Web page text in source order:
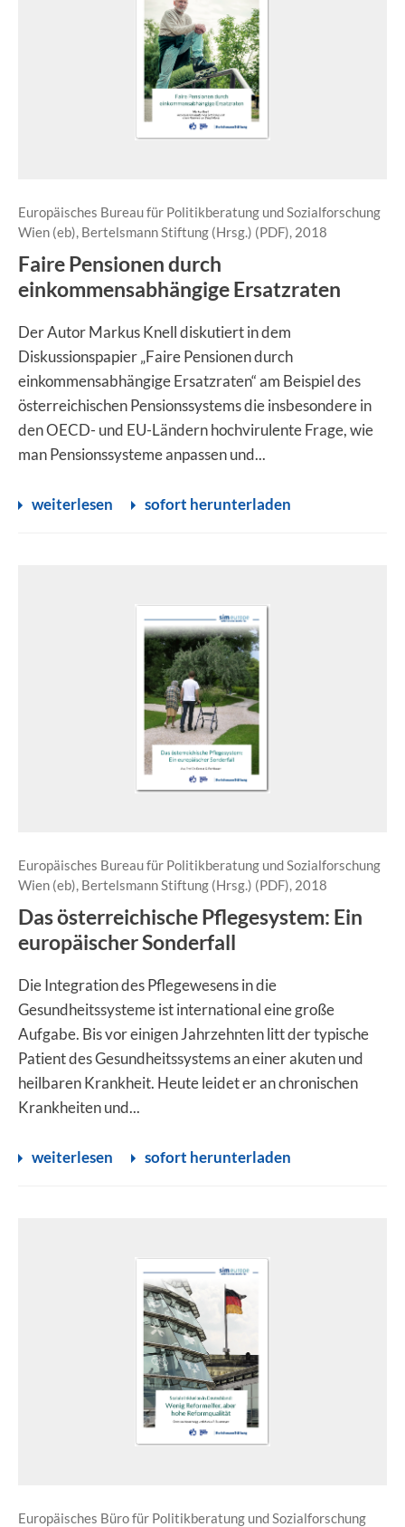
Europäisches Bureau für Politikberatung und Sozialforschung
Wien (eb), Bertelsmann Stiftung (Hrsg.) (PDF), 2018
Faire Pensionen durch
einkommensabhängige Ersatzraten
Der Autor Markus Knell diskutiert in dem
Diskussionspapier „Faire Pensionen durch
einkommensabhängige Ersatzraten“ am Beispiel des
österreichischen Pensionssystems die insbesondere in
den OECD- und EU-Ländern hochvirulente Frage, wie
man Pensionssysteme anpassen und...
weiterlesen sofort herunterladen
Europäisches Bureau für Politikberatung und Sozialforschung
Wien (eb), Bertelsmann Stiftung (Hrsg.) (PDF), 2018
Das österreichische Pflegesystem: Ein
europäischer Sonderfall
Die Integration des Pflegewesens in die
Gesundheitssysteme ist international eine große
Aufgabe. Bis vor einigen Jahrzehnten litt der typische
Patient des Gesundheitssystems an einer akuten und
heilbaren Krankheit. Heute leidet er an chronischen
Krankheiten und...
weiterlesen sofort herunterladen
Europäisches Büro für Politikberatung und Sozialforschung